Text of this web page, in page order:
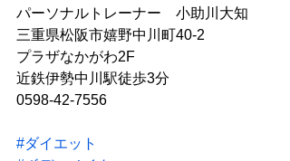
パーソナルトレーナー　小助川大知
三重県松阪市嬉野中川町40-2
プラザなかがわ2F
近鉄伊勢中川駅徒歩3分
0598-42-7556
#ダイエット